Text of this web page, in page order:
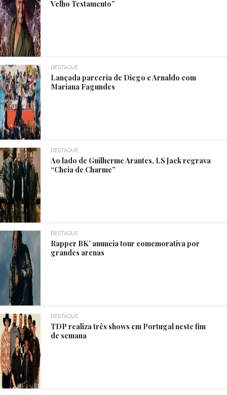
Velho Testamento”
DESTAQUE
Lançada parceria de Diego e Arnaldo com
Mariana Fagundes
DESTAQUE
Ao lado de Guilherme Arantes, LS Jack regrava
“Cheia de Charme”
DESTAQUE
Rapper BK’ anuncia tour comemorativa por
grandes arenas
DESTAQUE
TDP realiza três shows em Portugal neste fim
de semana